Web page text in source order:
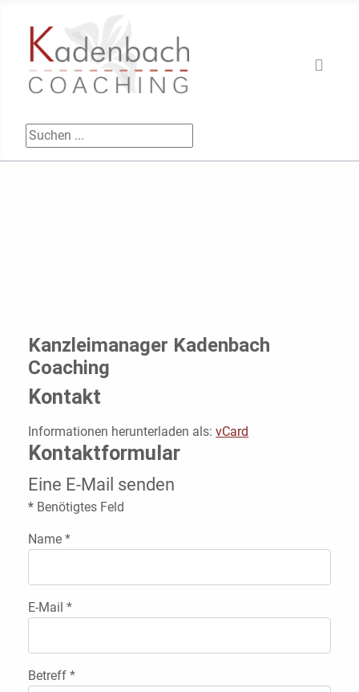
Suchen ...
Kanzleimanager Kadenbach
Coaching
Kontakt
Informationen herunterladen als:vCard
Kontaktformular
Eine E-Mail senden
* Benötigtes Feld
Name *
E-Mail *
Betreff *